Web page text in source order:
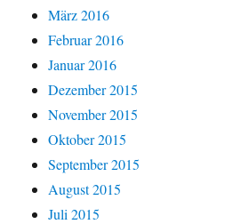
März 2016
Februar 2016
Januar 2016
Dezember 2015
November 2015
Oktober 2015
September 2015
August 2015
Juli 2015